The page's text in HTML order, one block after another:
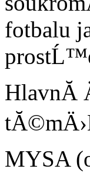
fotbalu
HlavnĂ­
MYSA